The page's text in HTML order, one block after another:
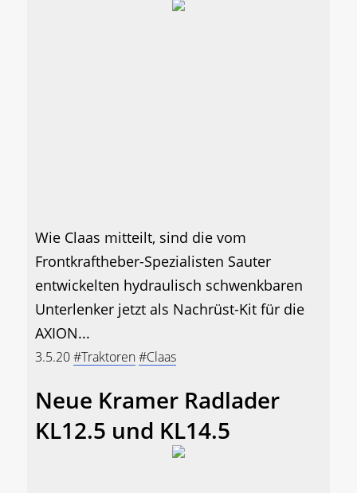
Wie Claas mitteilt, sind die vom
Frontkraftheber-Spezialisten Sauter
entwickelten hydraulisch schwenkbaren
Unterlenker jetzt als Nachrüst-Kit für die
AXION...
3.5.20#Traktoren#Claas
Neue Kramer Radlader
KL12.5 und KL14.5